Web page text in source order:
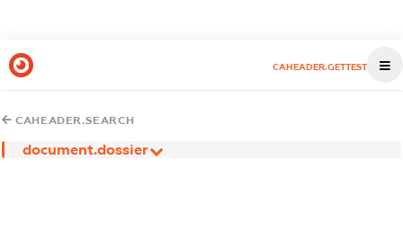
CAHEADER.GETTEST
CAHEADER.SEARCH
document.dossier